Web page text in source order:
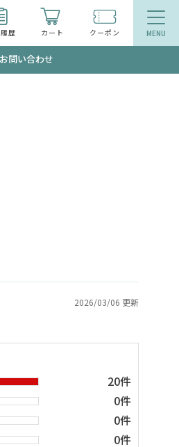
歴 カート クーポン
お問い合わせ
2026/03/06 更新
20件
0件
0件
0件